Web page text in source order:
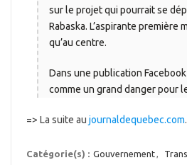
sur le projet qui pourrait se
Rabaska. L’aspirante
qu’au centre.
Dans une publication
comme un grand danger pour
=> La suite au journaldequebec.com.
Catégorie(s) : Gouvernement,